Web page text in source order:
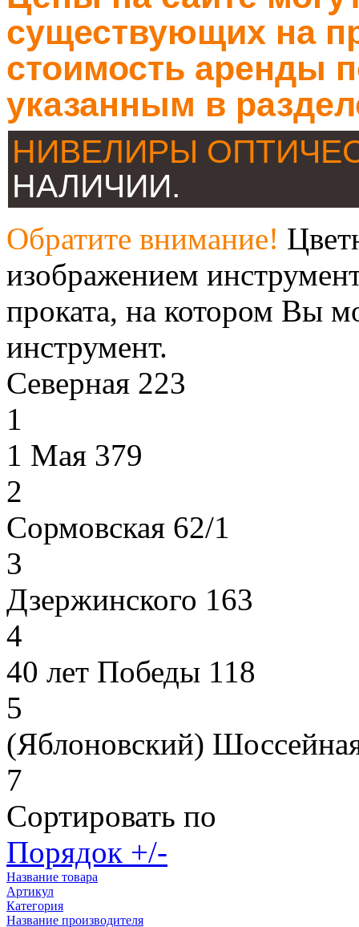
существующих на
стоимость аренды
указанным в
НИВЕЛИРЫ
НАЛИЧИИ.
Обратите внимание!
изображением
проката, на котором Вы
инструмент.
Северная 223
1
1 Мая 379
2
Сормовская 62/1
3
Дзержинского 163
4
40 лет Победы 118
5
(Яблоновский)
7
Сортировать по
Порядок +/-
Название товара
Артикул
Категория
Название производителя